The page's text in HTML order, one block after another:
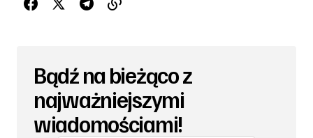
Bądź na bieżąco z
najważniejszymi
wiadomościami!